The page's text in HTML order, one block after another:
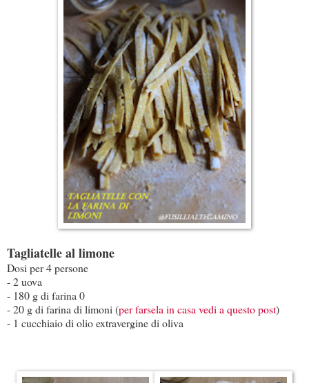
Tagliatelle al limone
Dosi per 4 persone
- 2 uova
- 180 g di farina 0
- 20 g di farina di limoni (per farsela in casa vedi a questo post)
- 1 cucchiaio di olio extravergine di oliva